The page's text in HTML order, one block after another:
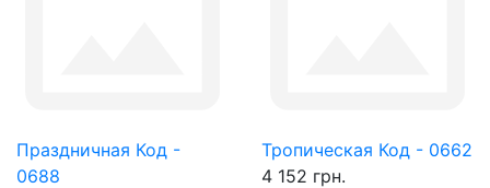
Праздничная Код -
0688
Тропическая Код - 0662
4 152 грн.